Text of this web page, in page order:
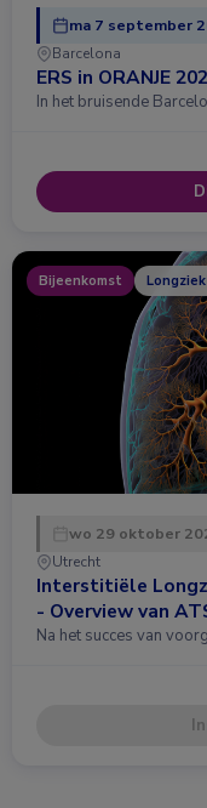
ma 7 september
Barcelona
ERS in ORANJE
In het bruisende
Bijeenkomst
wo 29 oktober
Utrecht
Interstitiële
- Overview van
Na het succes van